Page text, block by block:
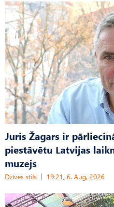
Juris Žagars ir
piestāvētu Latvijas
muzejs
Dzīves stils 19:21, 6. Aug, 2026